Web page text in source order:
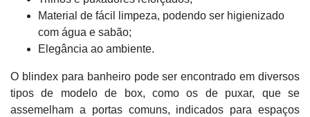
Material de fácil limpeza, podendo ser higienizado
com água e sabão;
Elegância ao ambiente.
O blindex para banheiro pode ser encontrado em diversos
tipos de modelo de box, como os de puxar, que se
assemelham a portas comuns, indicados para espaços